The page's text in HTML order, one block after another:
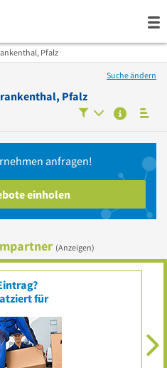
Pfalz
Pfalz
Suche ändern
anfragen!
einholen
(Anzeigen)
für